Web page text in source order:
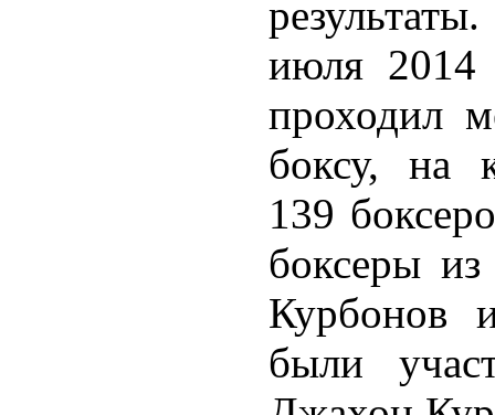
июля 2014
проходил
боксу, на
139
боксеры
Курбонов
были